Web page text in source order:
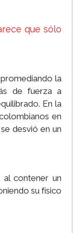
que sólo
la
de fuerza a
En la
en
desvió en un
contener un
su físico